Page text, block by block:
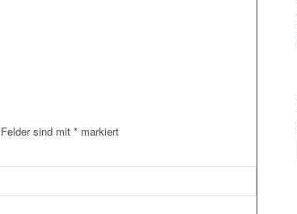
sind mit * markiert